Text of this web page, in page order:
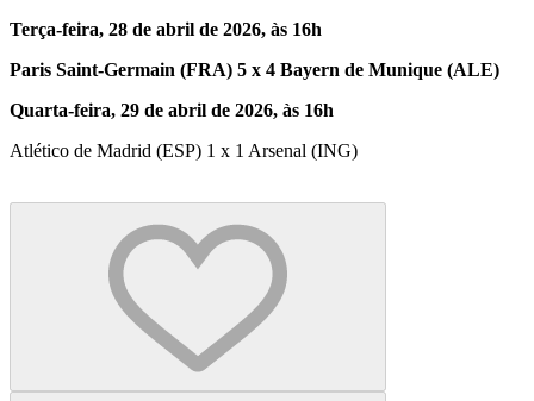
Terça-feira, 28 de abril de 2026, às 16h
Paris Saint-Germain (FRA) 5 x 4 Bayern de Munique (ALE)
Quarta-feira, 29 de abril de 2026, às 16h
Atlético de Madrid (ESP) 1 x 1 Arsenal (ING)